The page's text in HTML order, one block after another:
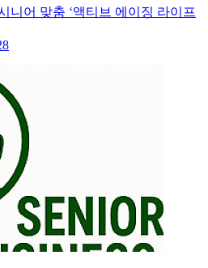
니어 맞춤 ‘액티브 에이징 라이프